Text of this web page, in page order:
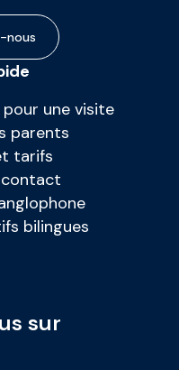
nous
une visite
parents
tarifs
contact
bilingues
sur